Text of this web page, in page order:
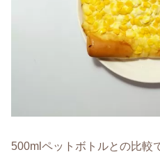
500mlペットボトルとの比較